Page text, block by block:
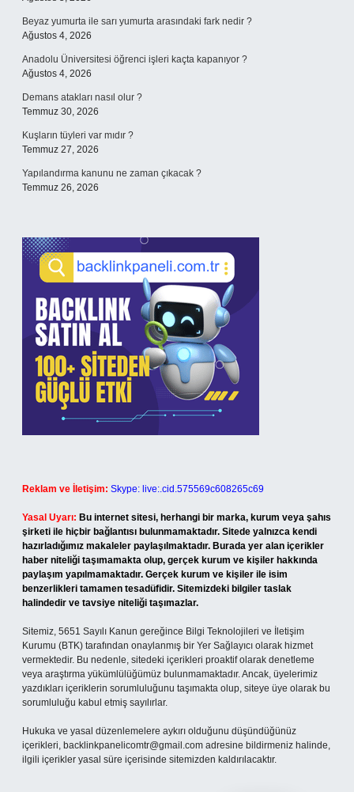
Beyaz yumurta ile sarı yumurta arasındaki fark nedir ?
Ağustos 4, 2026
Anadolu Üniversitesi öğrenci işleri kaçta kapanıyor ?
Ağustos 4, 2026
Demans atakları nasıl olur ?
Temmuz 30, 2026
Kuşların tüyleri var mıdır ?
Temmuz 27, 2026
Yapılandırma kanunu ne zaman çıkacak ?
Temmuz 26, 2026
Reklam ve İletişim: Skype: live:.cid.575569c608265c69
Yasal Uyarı: Bu internet sitesi, herhangi bir marka, kurum veya şahıs
şirketi ile hiçbir bağlantısı bulunmamaktadır. Sitede yalnızca kendi
hazırladığımız makaleler paylaşılmaktadır. Burada yer alan içerikler
haber niteliği taşımamakta olup, gerçek kurum ve kişiler hakkında
paylaşım yapılmamaktadır. Gerçek kurum ve kişiler ile isim
benzerlikleri tamamen tesadüfidir. Sitemizdeki bilgiler taslak
halindedir ve tavsiye niteliği taşımazlar.
Sitemiz, 5651 Sayılı Kanun gereğince Bilgi Teknolojileri ve İletişim
Kurumu (BTK) tarafından onaylanmış bir Yer Sağlayıcı olarak hizmet
vermektedir. Bu nedenle, sitedeki içerikleri proaktif olarak denetleme
veya araştırma yükümlülüğümüz bulunmamaktadır. Ancak, üyelerimiz
yazdıkları içeriklerin sorumluluğunu taşımakta olup, siteye üye olarak bu
sorumluluğu kabul etmiş sayılırlar.
Hukuka ve yasal düzenlemelere aykırı olduğunu düşündüğünüz
içerikleri, backlinkpanelicomtr@gmail.com adresine bildirmeniz halinde,
ilgili içerikler yasal süre içerisinde sitemizden kaldırılacaktır.